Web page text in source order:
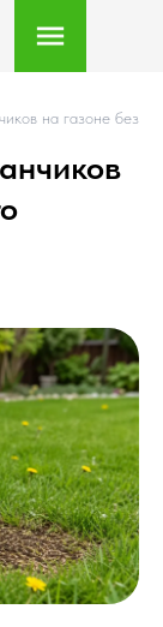
на газоне без